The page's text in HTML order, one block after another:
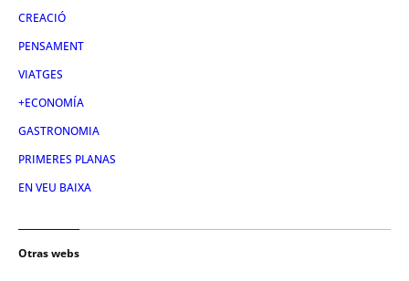
CREACIÓ
PENSAMENT
VIATGES
+ECONOMÍA
GASTRONOMIA
PRIMERES PLANAS
EN VEU BAIXA
Otras webs